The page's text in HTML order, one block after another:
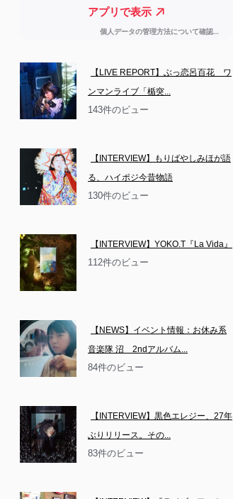
【LIVE REPORT】ぶっ恋呂百花　ワ
ンマンライブ「楯突...
143件のビュー
【INTERVIEW】もりばやしみほが語
る、ハイポジ今昔物語
130件のビュー
【INTERVIEW】YOKO.T『La Vida』
112件のビュー
【NEWS】イベント情報：お休み系
音楽隊 沼　2ndアルバム...
84件のビュー
【INTERVIEW】黒色エレジー、27年
ぶりリリース。その...
83件のビュー